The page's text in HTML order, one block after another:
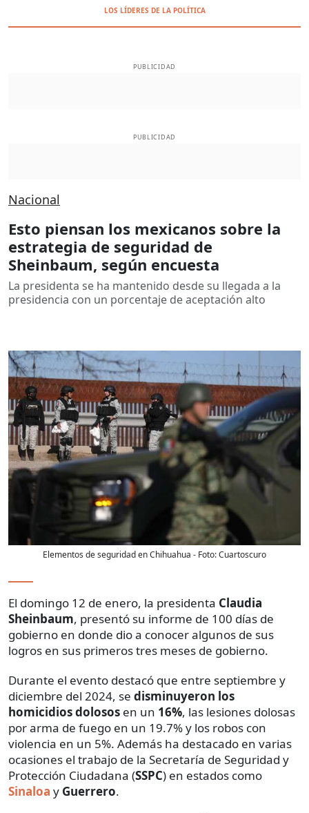
LOS LÍDERES DE LA POLÍTICA
PUBLICIDAD
PUBLICIDAD
Nacional
Esto piensan los mexicanos sobre la
estrategia de seguridad de
Sheinbaum, según encuesta
La presidenta se ha mantenido desde su llegada a la
presidencia con un porcentaje de aceptación alto
Elementos de seguridad en Chihuahua - Foto:Cuartoscuro
El domingo 12 de enero, la presidenta Claudia
Sheinbaum, presentó su informe de 100 días de
gobierno en donde dio a conocer algunos de sus
logros en sus primeros tres meses de gobierno.
Durante el evento destacó que entre septiembre y
diciembre del 2024, se disminuyeron los
homicidios dolosos en un 16%, las lesiones dolosas
por arma de fuego en un 19.7% y los robos con
violencia en un 5%. Además ha destacado en varias
ocasiones el trabajo de la Secretaría de Seguridad y
Protección Ciudadana (SSPC) en estados como
Sinaloa y Guerrero.